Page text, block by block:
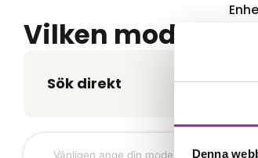
Denna
Vilken modell har
Sök direkt